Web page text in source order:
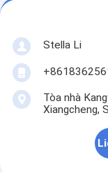
Stella Li
Tòa nhà
Xiangcheng,